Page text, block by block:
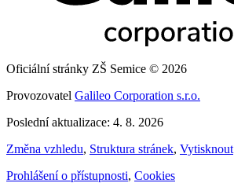
Oficiální stránky ZŠ Semice © 2026
Provozovatel Galileo Corporation s.r.o.
Poslední aktualizace: 4. 8. 2026
Změna vzhledu, Struktura stránek, Vytisknout
Prohlášení o přístupnosti, Cookies